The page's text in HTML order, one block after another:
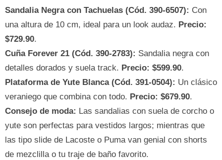
Sandalia Negra con Tachuelas (Cód. 390-6507): Con
una altura de 10 cm, ideal para un look audaz. Precio:
$729.90.
Cuña Forever 21 (Cód. 390-2783): Sandalia negra con
detalles dorados y suela track. Precio: $599.90.
Plataforma de Yute Blanca (Cód. 391-0504): Un clásico
veraniego que combina con todo. Precio: $679.90.
Consejo de moda: Las sandalias con suela de corcho o
yute son perfectas para vestidos largos; mientras que
las tipo slide de Lacoste o Puma van genial con shorts
de mezclilla o tu traje de baño favorito.